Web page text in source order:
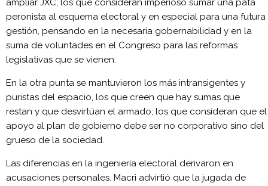
ampliar JXC, los que consideran imperioso sumar una pata
peronista al esquema electoral y en especial para una futura
gestión, pensando en la necesaria gobernabilidad y en la
suma de voluntades en el Congreso para las reformas
legislativas que se vienen.
En la otra punta se mantuvieron los más intransigentes y
puristas del espacio, los que creen que hay sumas que
restan y que desvirtúan el armado; los que consideran que el
apoyo al plan de gobierno debe ser no corporativo sino del
grueso de la sociedad.
Las diferencias en la ingeniería electoral derivaron en
acusaciones personales. Macri advirtió que la jugada de